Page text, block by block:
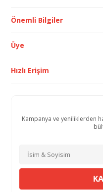
Önemli Bilgiler
Üye
Hızlı Erişim
Kampanya ve yeniliklerden